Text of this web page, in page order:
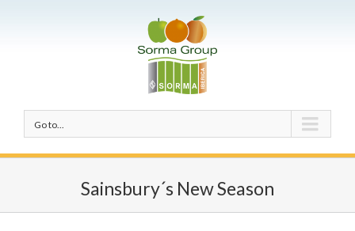
Go to...
Sainsbury´s New Season